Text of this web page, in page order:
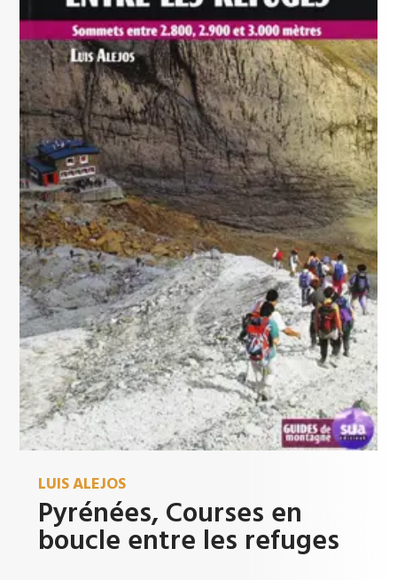
LUIS ALEJOS
Pyrénées, Courses en
boucle entre les refuges